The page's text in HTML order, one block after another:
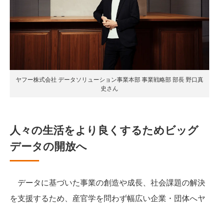
ヤフー株式会社 データソリューション事業本部 事業戦略部 部長 野口真
史さん
人々の生活をより良くするためビッグ
データの開放へ
データに基づいた事業の創造や成長、社会課題の解決
を支援するため、産官学を問わず幅広い企業・団体へヤ